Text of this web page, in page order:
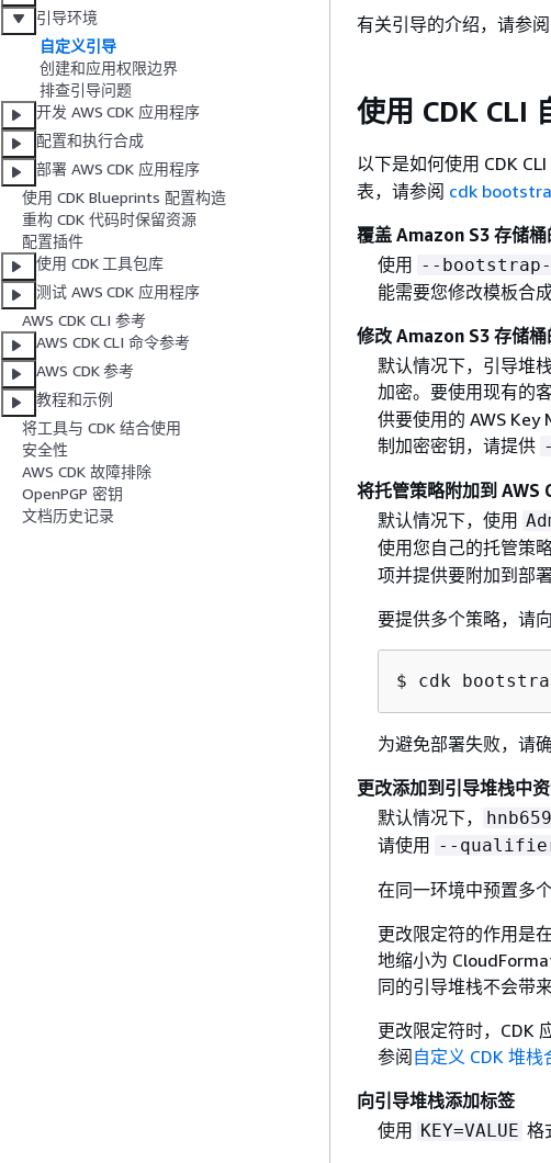
引导环境
自定义引导
创建和应用权限边界
排查引导问题
开发 AWS CDK 应用程序
配置和执行合成
部署 AWS CDK 应用程序
使用 CDK Blueprints 配置构造
重构 CDK 代码时保留资源
配置插件
使用 CDK 工具包库
测试 AWS CDK 应用程序
AWS CDK CLI 参考
AWS CDK CLI 命令参考
AWS CDK 参考
教程和示例
将工具与 CDK 结合使用
安全性
AWS CDK 故障排除
OpenPGP 密钥
文档历史记录
有关引导的介绍，请参阅
使用 CDK CLI
以下是如何使用 CDK
表，请参阅 cdk
覆盖 Amazon S3 存储桶
使用 --bootstrap-
能需要您修改模板合
修改 Amazon S3 存储
默认情况下，引导堆
加密。要使用现有的
供要使用的 AWS Key
制加密密钥，请提供
将托管策略附加到
默认情况下，使用
使用您自己的托管策
项并提供要附加到部
要提供多个策略，请
$ cdk
为避免部署失败，请
更改添加到引导堆栈中
默认情况下，
请使用
--
在同一环境中预置多
更改限定符的作用是
地缩小为
同的引导堆栈不会带
更改限定符时，CDK
参阅 自定义 CDK 堆栈
向引导堆栈添加标签
使用 KEY=VALUE 格